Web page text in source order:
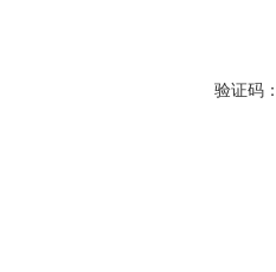
验证码